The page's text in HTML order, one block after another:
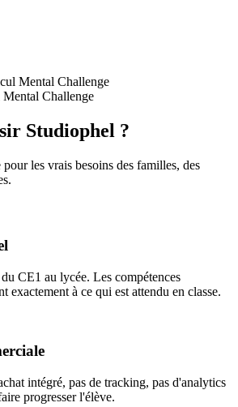
Studiophel ?
les vrais besoins des familles, des
CE1 au lycée. Les compétences
exactement à ce qui est attendu en classe.
intégré, pas de tracking, pas d'analytics
progresser l'élève.